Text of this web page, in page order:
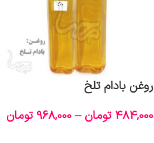
روغن بادام تلخ
484,000 تومان –
968,000تومان